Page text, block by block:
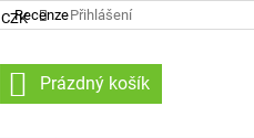
Recenze
CZK Přihlášení
NÁKUPNÍ
KOŠÍK
Prázdný košík